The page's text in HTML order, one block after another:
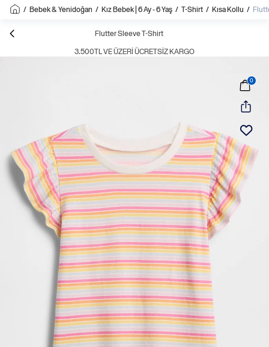
/ Bebek & Yenidoğan / Kız Bebek | 6 Ay - 6 Yaş / T-Shirt / Kısa Kollu /
Flutter Sleeve T-Shirt
3.500TL VE ÜZERI ÜCRETSIZ KARGO
0